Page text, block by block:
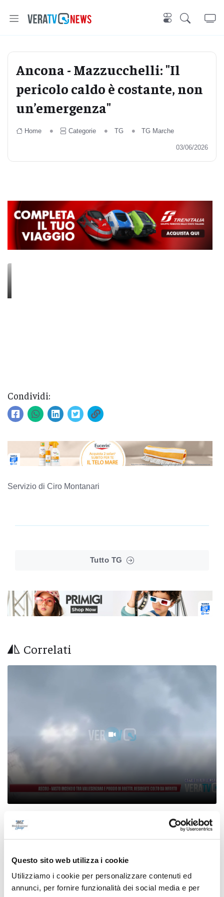
Questo sito web utilizza i cookie
Utilizziamo i cookie per personalizzare contenuti ed
annunci, per fornire funzionalità dei social media e per
Ancona - Mazzucchelli: "Il
pericolo caldo è costante, non
un’emergenza"
Home Categorie TG TG Marche
03/06/2026
Condividi:
Servizio di Ciro Montanari
Tutto TG
Correlati
Ascoli - Vasto incendio tra Vallesenzana e
Poggio di Bretta, residente colto da infarto